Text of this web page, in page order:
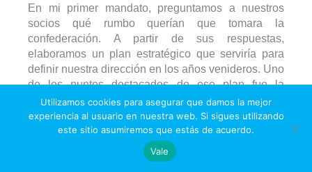
En mi primer mandato, preguntamos a nuestros
socios qué rumbo querían que tomara la
confederación. A partir de sus respuestas,
elaboramos un plan estratégico que serviría para
definir nuestra dirección en los años venideros. Uno
de los puntos destacados de ese plan fue la
creación de una red de asesores que con el tiempo
hemos ido manteniendo y reforzando. Tenemos
asesoría técnica, jurídica, fiscal, laboral y otra en
materia de precios y contratos. En definitiva,
ponemos a disposición de las estaciones de
Utilizamos cookies para asegurar que damos la mejor
experiencia al usuario en nuestra web. Si sigues utilizando
este sitio asumiremos que estás de acuerdo.
Vale